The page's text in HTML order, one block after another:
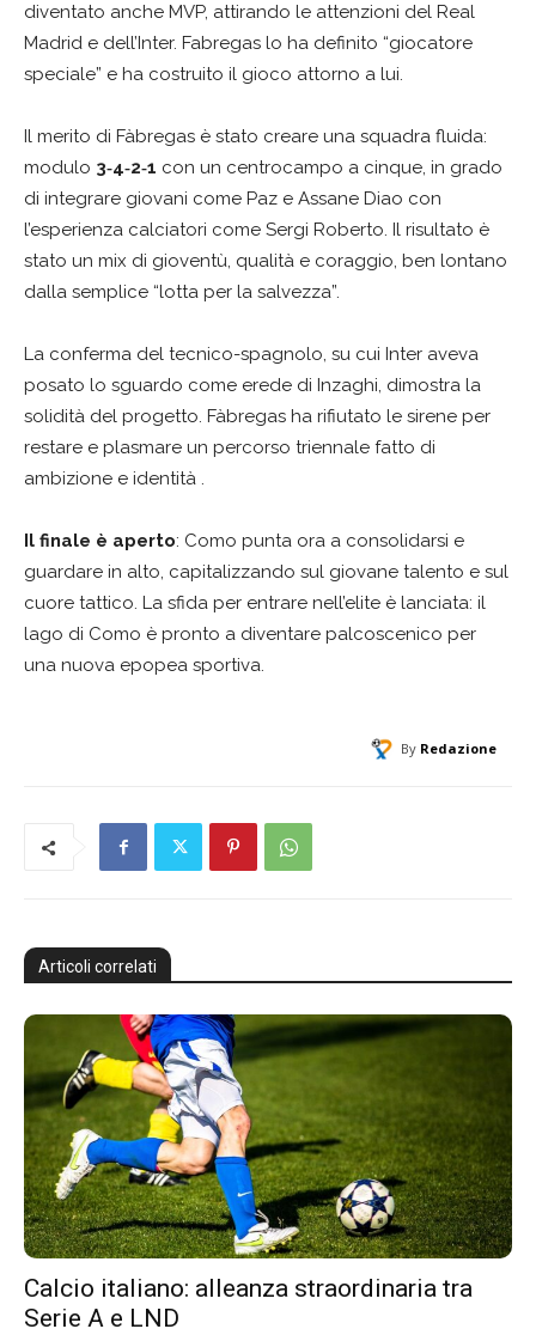
diventato anche MVP, attirando le attenzioni del Real
Madrid e dell’Inter. Fabregas lo ha definito “giocatore
speciale” e ha costruito il gioco attorno a lui.
Il merito di Fàbregas è stato creare una squadra fluida:
modulo 3‑4‑2‑1 con un centrocampo a cinque, in grado
di integrare giovani come Paz e Assane Diao con
l’esperienza calciatori come Sergi Roberto. Il risultato è
stato un mix di gioventù, qualità e coraggio, ben lontano
dalla semplice “lotta per la salvezza”.
La conferma del tecnico-spagnolo, su cui Inter aveva
posato lo sguardo come erede di Inzaghi, dimostra la
solidità del progetto. Fàbregas ha rifiutato le sirene per
restare e plasmare un percorso triennale fatto di
ambizione e identità .
Il finale è aperto: Como punta ora a consolidarsi e
guardare in alto, capitalizzando sul giovane talento e sul
cuore tattico. La sfida per entrare nell’elite è lanciata: il
lago di Como è pronto a diventare palcoscenico per
una nuova epopea sportiva.
By Redazione
Articoli correlati
Calcio italiano: alleanza straordinaria tra
Serie A e LND